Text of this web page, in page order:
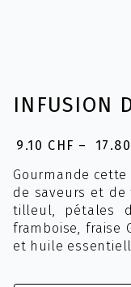
INFUSION
9.10 CHF – 17.80
Plage
de
prix :
9.10 CHF
à
17.80 CHF
Gourmande
de saveurs et de
tilleul, pétales
framboise, fraise
et huile